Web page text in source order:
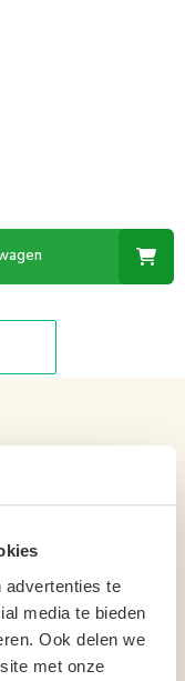
advertenties te
media te bieden
Ook delen we
met onze
smaak van Italië
iedere borrel,
voor kleinere feesten of
Dankzij onze
een verrassend lage
20 liter fusten